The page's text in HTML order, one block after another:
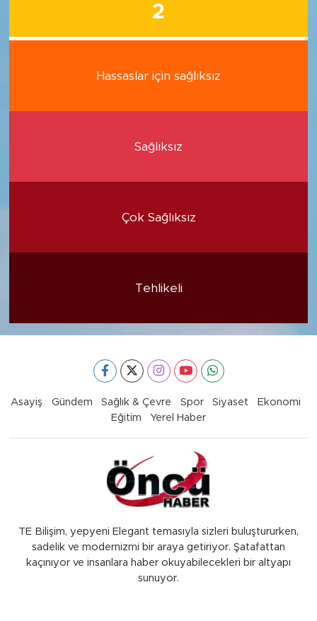
2
Hassaslar için sağlıksız
Sağlıksız
Çok Sağlıksız
Tehlikeli
Asayiş Gündem Sağlık & Çevre Spor Siyaset
Ekonomi
Eğitim
Yerel Haber
TE Bilişim, yepyeni Elegant temasıyla sizleri buluştururken,
sadelik ve modernizmi bir araya getiriyor. Şatafattan
kaçınıyor ve insanlara haber okuyabilecekleri bir altyapı
sunuyor.